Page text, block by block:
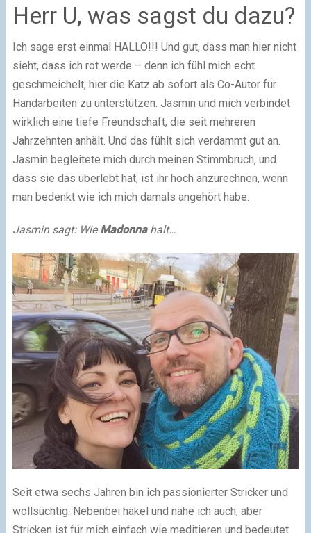
Herr U, was sagst du dazu?
Ich sage erst einmal HALLO!!! Und gut, dass man hier nicht
sieht, dass ich rot werde – denn ich fühl mich echt
geschmeichelt, hier die Katz ab sofort als Co-Autor für
Handarbeiten zu unterstützen. Jasmin und mich verbindet
wirklich eine tiefe Freundschaft, die seit mehreren
Jahrzehnten anhält. Und das fühlt sich verdammt gut an.
Jasmin begleitete mich durch meinen Stimmbruch, und
dass sie das überlebt hat, ist ihr hoch anzurechnen, wenn
man bedenkt wie ich mich damals angehört habe.
Jasmin sagt: WieMadonnahalt…
Seit etwa sechs Jahren bin ich passionierter Stricker und
wollsüchtig. Nebenbei häkel und nähe ich auch, aber
Stricken ist für mich einfach wie meditieren und bedeutet